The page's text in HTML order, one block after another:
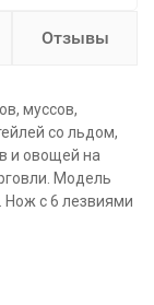
Отзывы
муссов,
со льдом,
и овощей на
Модель
с 6 лезвиями